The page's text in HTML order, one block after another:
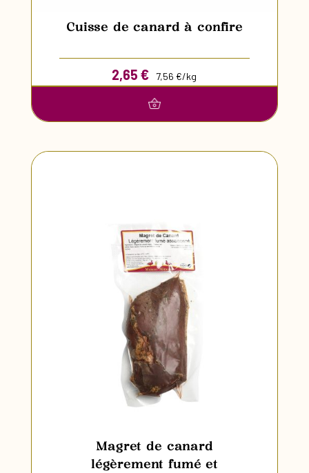
Cuisse de canard à confire
2,65€ 7,56 €/kg
Magret de canard
légèrement fumé et